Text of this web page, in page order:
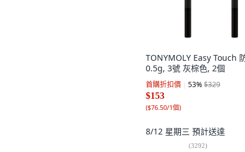
TONYMOLY Easy Touch
0.5g, 3號 灰棕色, 2個
首購折扣價 53%$329
$153
($76.50/1個)
8/12 星期三 預計送達
(3292)